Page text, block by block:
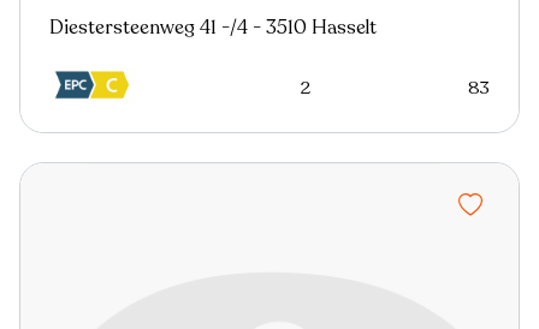
Diestersteenweg 41 -/4 - 3510 Hasselt
2 83